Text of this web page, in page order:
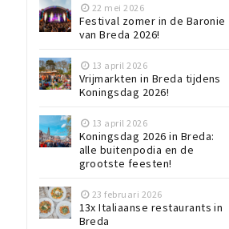
22 mei 2026
Festival zomer in de Baronie
van Breda 2026!
13 april 2026
Vrijmarkten in Breda tijdens
Koningsdag 2026!
13 april 2026
Koningsdag 2026 in Breda:
alle buitenpodia en de
grootste feesten!
23 februari 2026
13x Italiaanse restaurants in
Breda